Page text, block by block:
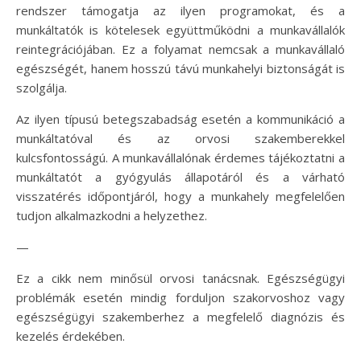
rendszer támogatja az ilyen programokat, és a
munkáltatók is kötelesek együttműködni a munkavállalók
reintegrációjában. Ez a folyamat nemcsak a munkavállaló
egészségét, hanem hosszú távú munkahelyi biztonságát is
szolgálja.
Az ilyen típusú betegszabadság esetén a kommunikáció a
munkáltatóval és az orvosi szakemberekkel
kulcsfontosságú. A munkavállalónak érdemes tájékoztatni a
munkáltatót a gyógyulás állapotáról és a várható
visszatérés időpontjáról, hogy a munkahely megfelelően
tudjon alkalmazkodni a helyzethez.
—
Ez a cikk nem minősül orvosi tanácsnak. Egészségügyi
problémák esetén mindig forduljon szakorvoshoz vagy
egészségügyi szakemberhez a megfelelő diagnózis és
kezelés érdekében.